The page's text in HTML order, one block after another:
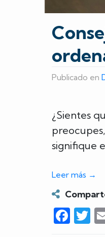
Publicado en
¿Sientes
signifique
Leer más →